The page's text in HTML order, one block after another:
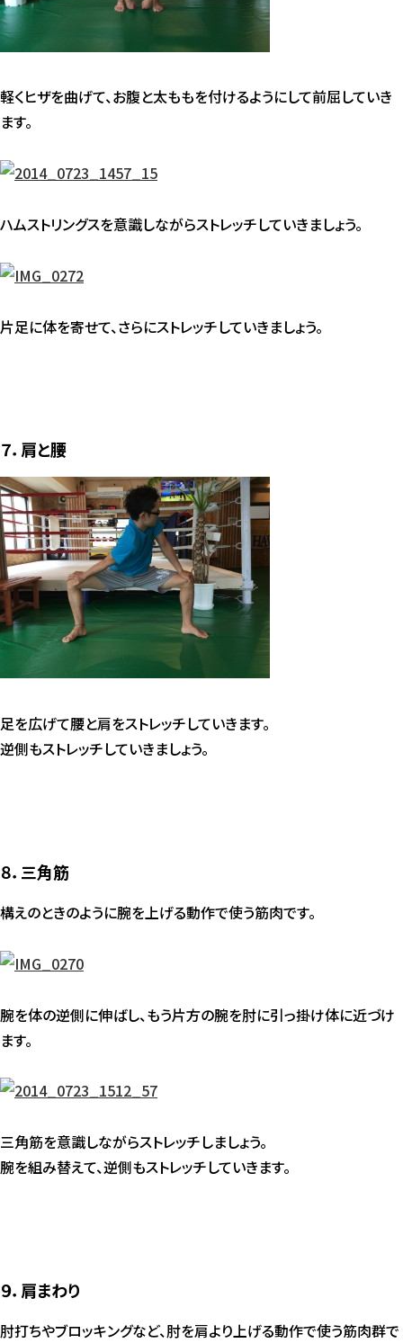
軽くヒザを曲げて、お腹と太ももを付けるようにして前屈していき
ます。
ハムストリングスを意識しながらストレッチしていきましょう。
片足に体を寄せて、さらにストレッチしていきましょう。
７．肩と腰
足を広げて腰と肩をストレッチしていきます。
逆側もストレッチしていきましょう。
８．三角筋
構えのときのように腕を上げる動作で使う筋肉です。
腕を体の逆側に伸ばし、もう片方の腕を肘に引っ掛け体に近づけ
ます。
三角筋を意識しながらストレッチしましょう。
腕を組み替えて、逆側もストレッチしていきます。
９．肩まわり
肘打ちやブロッキングなど、肘を肩より上げる動作で使う筋肉群で